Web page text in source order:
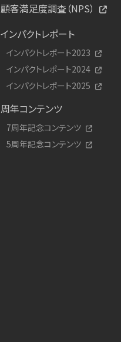
顧客満足度調査（NPS）
インパクトレポート
インパクトレポート2023
インパクトレポート2024
インパクトレポート2025
周年コンテンツ
7周年記念コンテンツ
5周年記念コンテンツ